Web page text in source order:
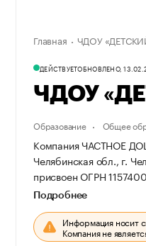
Главная ЧДОУ
ДЕЙСТВУЕТОБНОВЛЕНО,
ЧДОУ
Образование Общее
Компания ЧАСТНОЕ
Челябинская обл., г.
присвоен ОГРН
Подробнее
Информация носит
Компания не